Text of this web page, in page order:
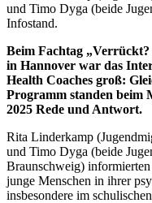
und Timo Dyga (beide
Infostand.
Beim Fachtag
in Hannover war das
Health Coaches groß:
Programm standen beim
2025 Rede und Antwort.
Rita Linderkamp
und Timo Dyga (beide
Braunschweig)
junge Menschen in ihrer
insbesondere im